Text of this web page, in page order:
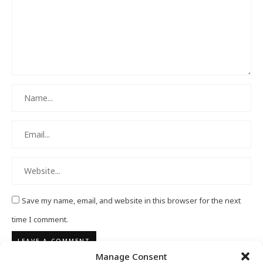
Manage Consent
Save my name, email, and website in this browser for the next
time I comment.